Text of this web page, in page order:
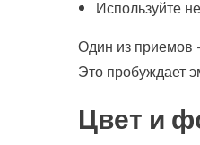
Используйте
Один из приемов
Это пробуждает
Цвет и